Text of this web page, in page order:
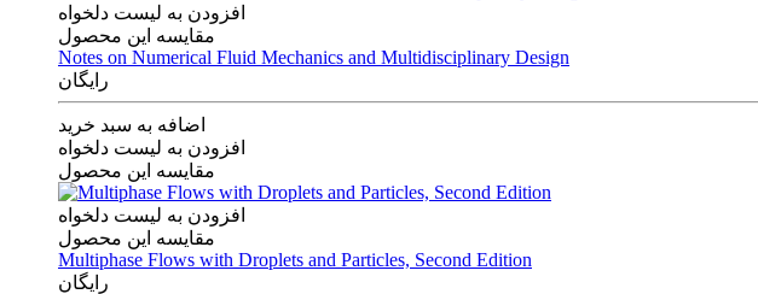
افزودن به لیست دلخواه
مقایسه این محصول
Notes on Numerical Fluid Mechanics and Multidisciplinary Design
رایگان
اضافه به سبد خرید
افزودن به لیست دلخواه
مقایسه این محصول
افزودن به لیست دلخواه
مقایسه این محصول
Multiphase Flows with Droplets and Particles, Second Edition
رایگان